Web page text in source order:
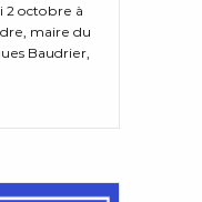
2 octobre à
maire du
Baudrier,